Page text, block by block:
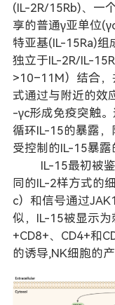
(IL-2R/15Rb)、一
享的普通γ亚单位
特亚基(IL-15Ra)组
独立于IL-2R/IL-
>10–11M）结合
式通过与附近的效
-γc形成免疫突触
循环IL-15的暴露
受控制的IL-15暴露
IL-15最初被鉴
同的IL-2样方式的
c）和信号通过
似，IL-15被显示
+CD8+、CD4+和
的诱导,NK细胞的